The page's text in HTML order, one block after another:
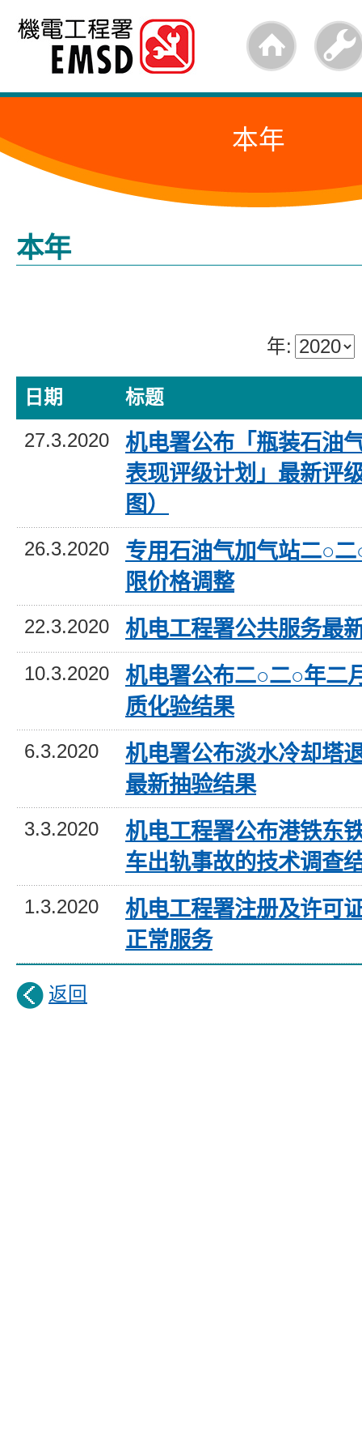
跳
内
的
始
本年
本年
年:
日期 标题
27.3.2020
机电署公布「瓶装石油
表现评级计划」最新评
图）
26.3.2020
专用石油气加气站二○
限价格调整
22.3.2020 机电工程署公共服务最
10.3.2020
机电署公布二○二○年二
质化验结果
6.3.2020
机电署公布淡水冷却塔
最新抽验结果
3.3.2020
机电工程署公布港铁东
车出轨事故的技术调查
1.3.2020
机电工程署注册及许可
正常服务
返回